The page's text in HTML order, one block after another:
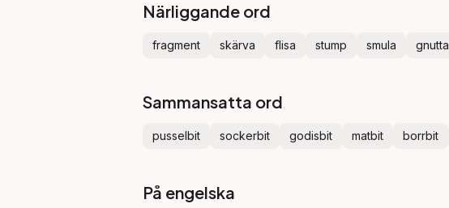
Närliggande ord
fragment skärva flisa stump smula gnutta
Sammansatta ord
pusselbit sockerbit godisbit matbit borrbit
På engelska